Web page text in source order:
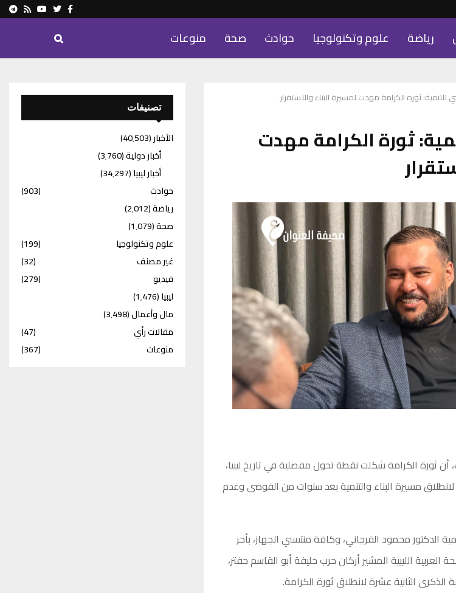
Facebook
Twitter
Youtube
Rss
رياضة علوم وتكنولوجيا حوادث صحة منوعات
للتنمية: ثورة الكرامة مهدت لمسيرة البناء والاستقرار
ثورة الكرامة مهدت
أن ثورة الكرامة شكلت نقطة تحول مفصلية في تاريخ ليبيا،
مسيرة البناء والتنمية بعد سنوات من الفوضى وعدم
الدكتور محمود الفرجاني، وكافة منتسبي الجهاز، بأحر
العربية الليبية المشير أركان حرب خليفة أبو القاسم حفتر،
الثانية عشرة لانطلاق ثورة الكرامة.
تصنيفات
الأخبار(40٬503)
أخبار دولية(3٬760)
أخبار ليبيا(34٬297)
حوادث
(903)
رياضة(2٬012)
صحة(1٬079)
علوم وتكنولوجيا
(199)
غير مصنف
(32)
فيديو
(279)
ليبيا(1٬476)
مال وأعمال(3٬498)
مقالات رأي
(47)
منوعات
(367)